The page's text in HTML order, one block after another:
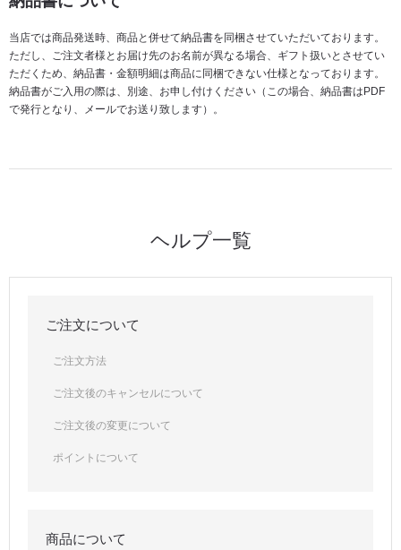
当店では商品発送時、商品と併せて納品書を同梱させていただいております。
ただし、ご注文者様とお届け先のお名前が異なる場合、ギフト扱いとさせてい
ただくため、納品書・金額明細は商品に同梱できない仕様となっております。
納品書がご入用の際は、別途、お申し付けください（この場合、納品書はPDF
で発行となり、メールでお送り致します）。
ヘルプ一覧
ご注文について
ご注文方法
ご注文後のキャンセルについて
ご注文後の変更について
ポイントについて
商品について